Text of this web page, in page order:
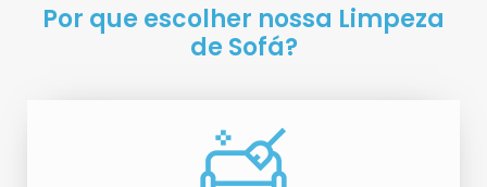
Por que escolher nossa Limpeza
de Sofá?